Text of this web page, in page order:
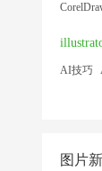
AI技巧
图片